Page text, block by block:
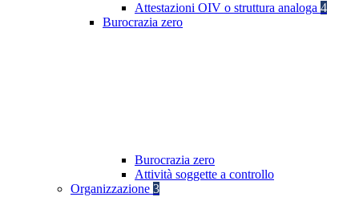
Attestazioni OIV o struttura analoga 4
Burocrazia zero
Burocrazia zero
Attività soggette a controllo
Organizzazione 3